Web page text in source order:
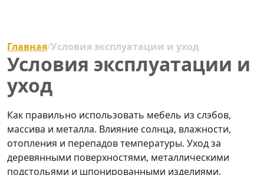
Главная/Условия эксплуатации и уход
Условия эксплуатации и
уход
Как правильно использовать мебель из слэбов,
массива и металла. Влияние солнца, влажности,
отопления и перепадов температуры. Уход за
деревянными поверхностями, металлическими
подстольями и шпонированными изделиями.